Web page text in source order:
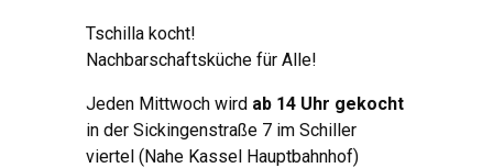
Tschilla kocht!
Nachbarschaftsküche für Alle!
Jeden Mittwoch wird ab 14 Uhr gekocht
in der Sickingenstraße 7 im Schiller
viertel (Nahe Kassel Hauptbahnhof)